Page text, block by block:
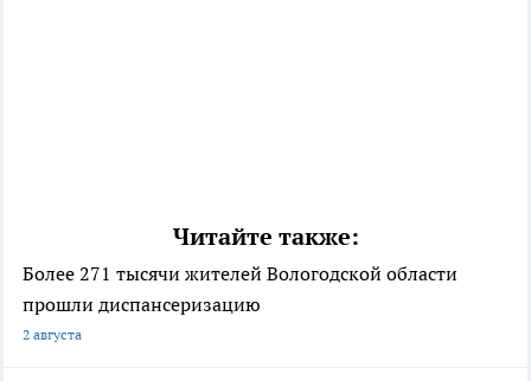
Читайте также:
Более 271 тысячи жителей Вологодской области
прошли диспансеризацию
2 августа